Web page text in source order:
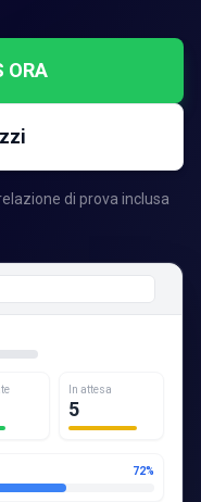
ORA
di prova inclusa
In attesa
5
72%